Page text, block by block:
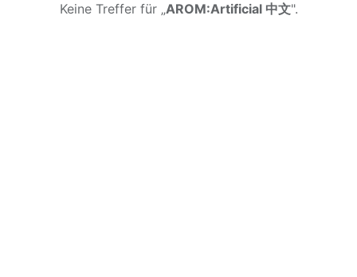
Keine Treffer für „AROM:Artificial 中文".